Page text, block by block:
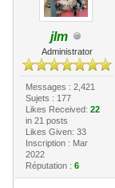
jlm
Administrator
Messages : 2,421
Sujets : 177
Likes Received: 22
in 21 posts
Likes Given: 33
Inscription : Mar
2022
Réputation : 6